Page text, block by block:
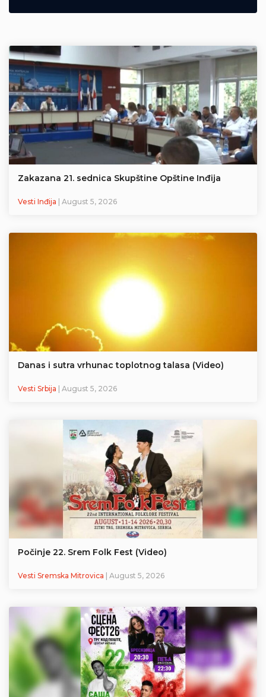
Zakazana 21. sednica Skupštine Opštine Inđija
Vesti Inđija | August 5, 2026
Danas i sutra vrhunac toplotnog talasa (Video)
Vesti Srbija | August 5, 2026
Počinje 22. Srem Folk Fest (Video)
Vesti Sremska Mitrovica | August 5, 2026